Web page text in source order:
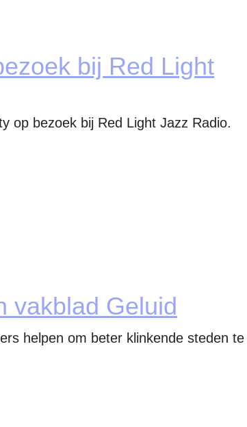
bij Red Light
op bezoek bij Red Light Jazz Radio.
vakblad Geluid
helpen om beter klinkende steden te